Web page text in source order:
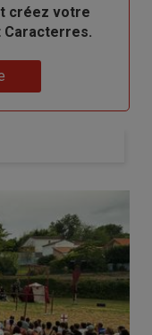
créez votre
Caracterres.